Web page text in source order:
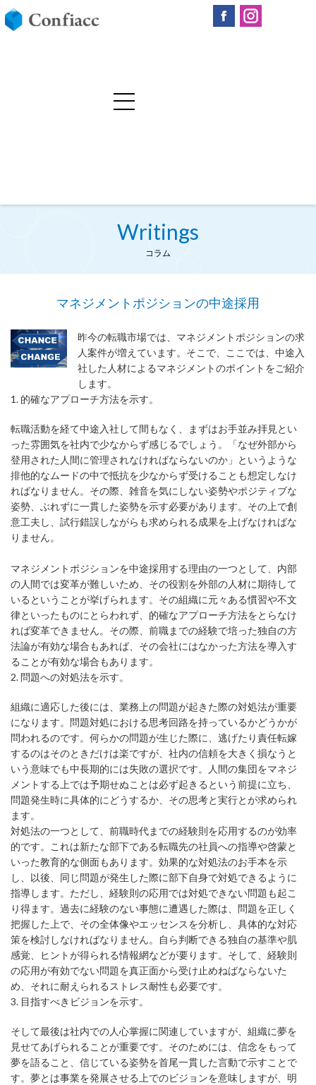
Writings
コラム
マネジメントポジションの中途採用
昨今の転職市場では、マネジメントポジションの求
人案件が増えています。そこで、ここでは、中途入
社した人材によるマネジメントのポイントをご紹介
します。
1. 的確なアプローチ方法を示す。
転職活動を経て中途入社して間もなく、まずはお手並み拝見とい
った雰囲気を社内で少なからず感じるでしょう。「なぜ外部から
登用された人間に管理されなければならないのか」というような
排他的なムードの中で抵抗を少なからず受けることも想定しなけ
ればなりません。その際、雑音を気にしない姿勢やポジティブな
姿勢、ぶれずに一貫した姿勢を示す必要があります。その上で創
意工夫し、試行錯誤しながらも求められる成果を上げなければな
りません。
マネジメントポジションを中途採用する理由の一つとして、内部
の人間では変革が難しいため、その役割を外部の人材に期待して
いるということが挙げられます。その組織に元々ある慣習や不文
律といったものにとらわれず、的確なアプローチ方法をとらなけ
れば変革できません。その際、前職までの経験で培った独自の方
法論が有効な場合もあれば、その会社にはなかった方法を導入す
ることが有効な場合もあります。
2. 問題への対処法を示す。
組織に適応した後には、業務上の問題が起きた際の対処法が重要
になります。問題対処における思考回路を持っているかどうかが
問われるのです。何らかの問題が生じた際に、逃げたり責任転嫁
するのはそのときだけは楽ですが、社内の信頼を大きく損なうと
いう意味でも中長期的には失敗の選択です。人間の集団をマネジ
メントする上では予期せぬことは必ず起きるという前提に立ち、
問題発生時に具体的にどうするか、その思考と実行とが求められ
ます。
対処法の一つとして、前職時代までの経験則を応用するのが効率
的です。これは新たな部下である転職先の社員への指導や啓蒙と
いった教育的な側面もあります。効果的な対処法のお手本を示
し、以後、同じ問題が発生した際に部下自身で対処できるように
指導します。ただし、経験則の応用では対処できない問題も起こ
り得ます。過去に経験のない事態に遭遇した際は、問題を正しく
把握した上で、その全体像やエッセンスを分析し、具体的な対応
策を検討しなければなりません。自ら判断できる独自の基準や肌
感覚、ヒントが得られる情報網などが要ります。そして、経験則
の応用が有効でない問題を真正面から受け止めねばならないた
め、それに耐えられるストレス耐性も必要です。
3. 目指すべきビジョンを示す。
そして最後は社内での人心掌握に関連していますが、組織に夢を
見せてあげられることが重要です。そのためには、信念をもって
夢を語ること、信じている姿勢を首尾一貫した言動で示すことで
す。夢とは事業を発展させる上でのビジョンを意味しますが、明